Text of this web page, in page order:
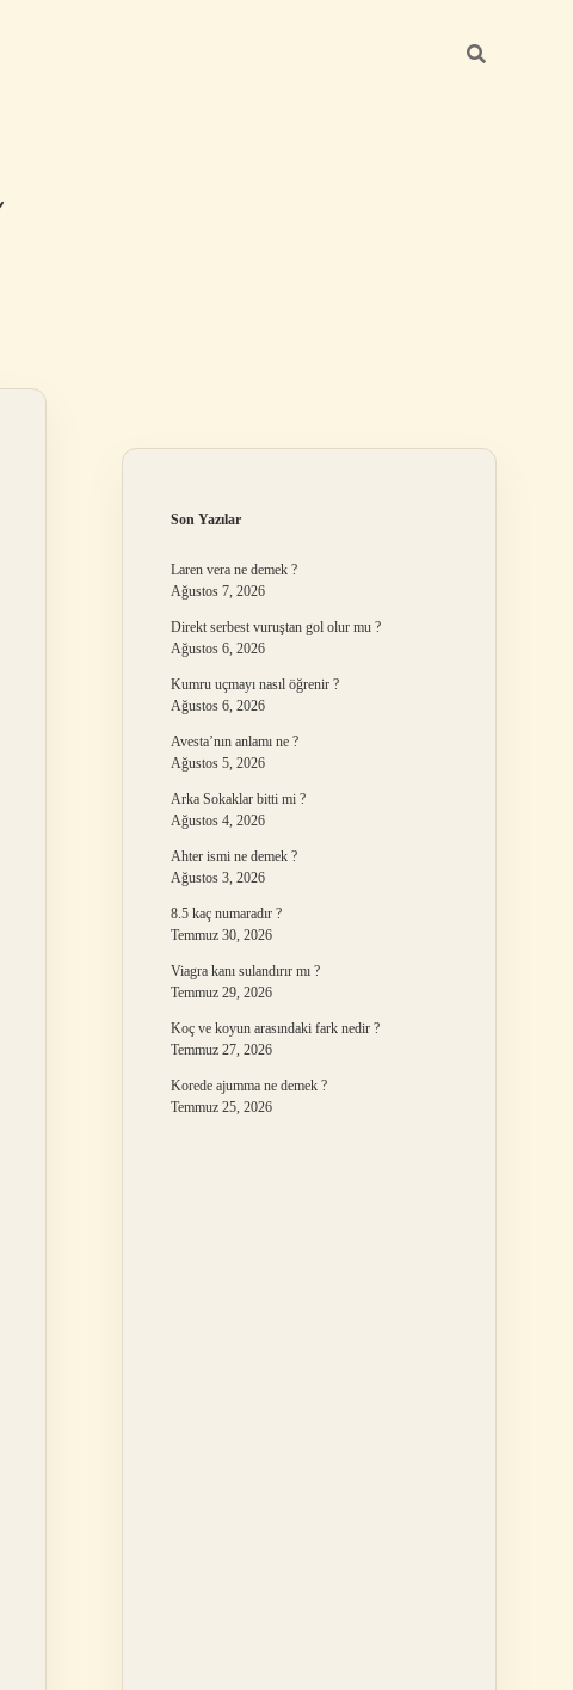
Son Yazılar
Laren vera ne demek ?
Ağustos 7, 2026
Direkt serbest vuruştan gol olur mu ?
Ağustos 6, 2026
Kumru uçmayı nasıl öğrenir ?
Ağustos 6, 2026
Avesta’nın anlamı ne ?
Ağustos 5, 2026
Arka Sokaklar bitti mi ?
Ağustos 4, 2026
Ahter ismi ne demek ?
Ağustos 3, 2026
8.5 kaç numaradır ?
Temmuz 30, 2026
Viagra kanı sulandırır mı ?
Temmuz 29, 2026
Koç ve koyun arasındaki fark nedir ?
Temmuz 27, 2026
Korede ajumma ne demek ?
Temmuz 25, 2026